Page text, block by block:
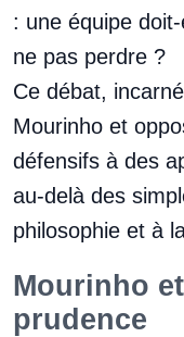
: une équipe
ne pas perdre ?
Ce débat,
Mourinho et
défensifs à des
au-delà des
philosophie et à
Mourinho
prudence